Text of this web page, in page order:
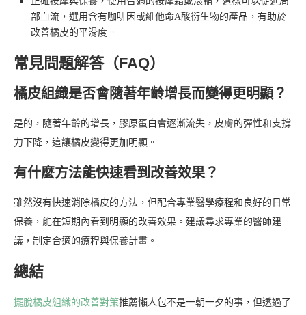
部血流，選用含有咖啡因或維他命A酸衍生物的產品，有助於
改善橘皮的平滑度。
常見問題解答（FAQ）
橘皮組織是否會隨著年齡增長而變得更明顯？
是的，隨著年齡的增長，膠原蛋白會逐漸流失，皮膚的彈性和支撐
力下降，這讓橘皮變得更加明顯。
有什麼方法能快速看到改善效果？
雖然沒有快速消除橘皮的方法，但配合專業醫學療程和良好的日常
保養，能在短期內看到明顯的改善效果。建議尋求專業的醫師建
議，制定合適的療程與保養計畫。
總結
擺脫橘皮組織的改善對策推薦懶人包不是一朝一夕的事，但透過了